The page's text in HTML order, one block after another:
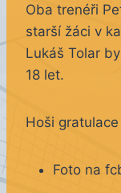
Oba trenéři
starší žáci v
Lukáš Tolar
18 let.
Hoši
Foto na